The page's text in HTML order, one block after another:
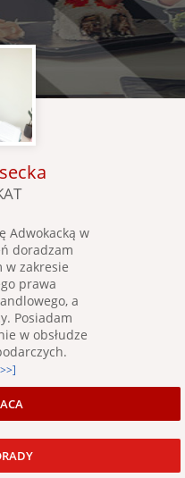
Adwokacką w
doradzam
w zakresie
prawa
a
Posiadam
w obsłudze